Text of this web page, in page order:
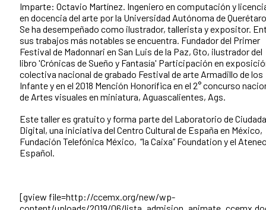
Imparte: Octavio Martínez. Ingeniero en computación y
en docencia del arte por la Universidad Autónoma de
Se ha desempeñado como ilustrador, tallerista y expositor.
sus trabajos más notables se encuentra. Fundador del Primer
Festival de Madonnari en San Luis de la Paz, Gto, ilustrador del
libro 'Crónicas de Sueño y Fantasía' Participación en
colectiva nacional de grabado Festival de arte Armadillo de los
Infante y en el 2018 Mención Honorífica en el 2° concurso
de Artes visuales en miniatura, Aguascalientes, Ags.
Este taller es gratuito y forma parte del Laboratorio de
Digital, una iniciativa del Centro Cultural de España en México,
Fundación Telefónica México, “la Caixa” Foundation y el
Español.
[gview file=http://ccemx.org/new/wp-